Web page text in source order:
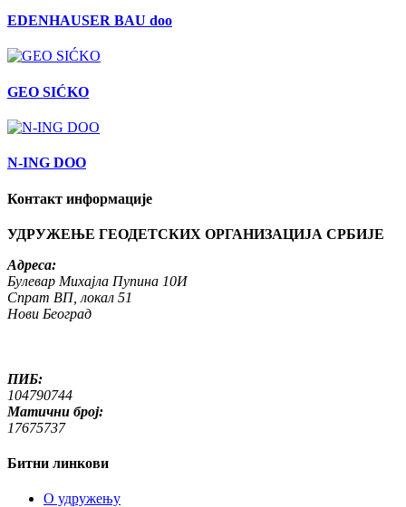
EDENHAUSER BAU doo
GEO SIĆKO
N-ING DOO
Контакт информације
УДРУЖЕЊЕ ГЕОДЕТСКИХ ОРГАНИЗАЦИЈА СРБИЈЕ
Адреса:
Булевар Михајла Пупина 10И
Спрат ВП, локал 51
Нови Београд
ПИБ:
104790744
Матични број:
17675737
Битни линкови
O удружењу